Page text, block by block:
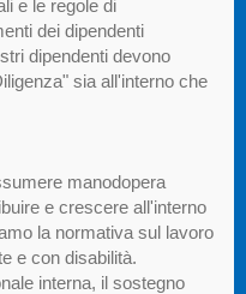
e le regole di
dei dipendenti
dipendenti devono
sia all'interno che
manodopera
e crescere all'interno
la normativa sul lavoro
e con disabilità.
interna, il sostegno